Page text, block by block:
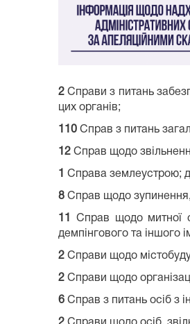
2 Справи з питань
цих органів;
110 Справ з питань
12 Справ щодо
1 Справа землеустрою;
8 Справ щодо зупинення,
11
Справ щодо митної
демпінгового та іншого
2 Справи щодо
2 Справи щодо
6 Справ з питань осіб з